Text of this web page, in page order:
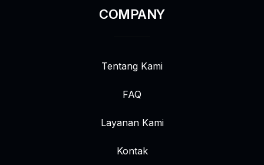
COMPANY
Tentang Kami
FAQ
Layanan Kami
Kontak